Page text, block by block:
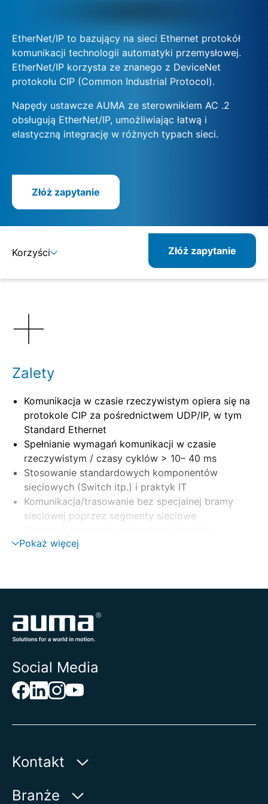
EtherNet/IP to bazujący na sieci Ethernet protokół
komunikacji technologii automatyki przemysłowej.
EtherNet/IP korzysta ze znanego z DeviceNet
protokołu CIP (Common Industrial Protocol).
Napędy ustawcze AUMA ze sterownikiem AC .2
obsługują EtherNet/IP, umożliwiając łatwą i
elastyczną integrację w różnych typach sieci.
Złóż zapytanie
Korzyści Złóż zapytanie
Zalety
Komunikacja w czasie rzeczywistym opiera się na
protokole CIP za pośrednictwem UDP/IP, w tym
Standard Ethernet
Spełnianie wymagań komunikacji w czasie
rzeczywistym / czasy cyklów > 10– 40 ms
Stosowanie standardowych komponentów
sieciowych (Switch itp.) i praktyk IT
Komunikacja/trasowanie bez specjalnej bramy
sieciowej poprzez segmenty sieciowe
transmisji i systemu sterowania
Pokaż więcej
Social Media
Kontakt
AUMA Riester
Branże